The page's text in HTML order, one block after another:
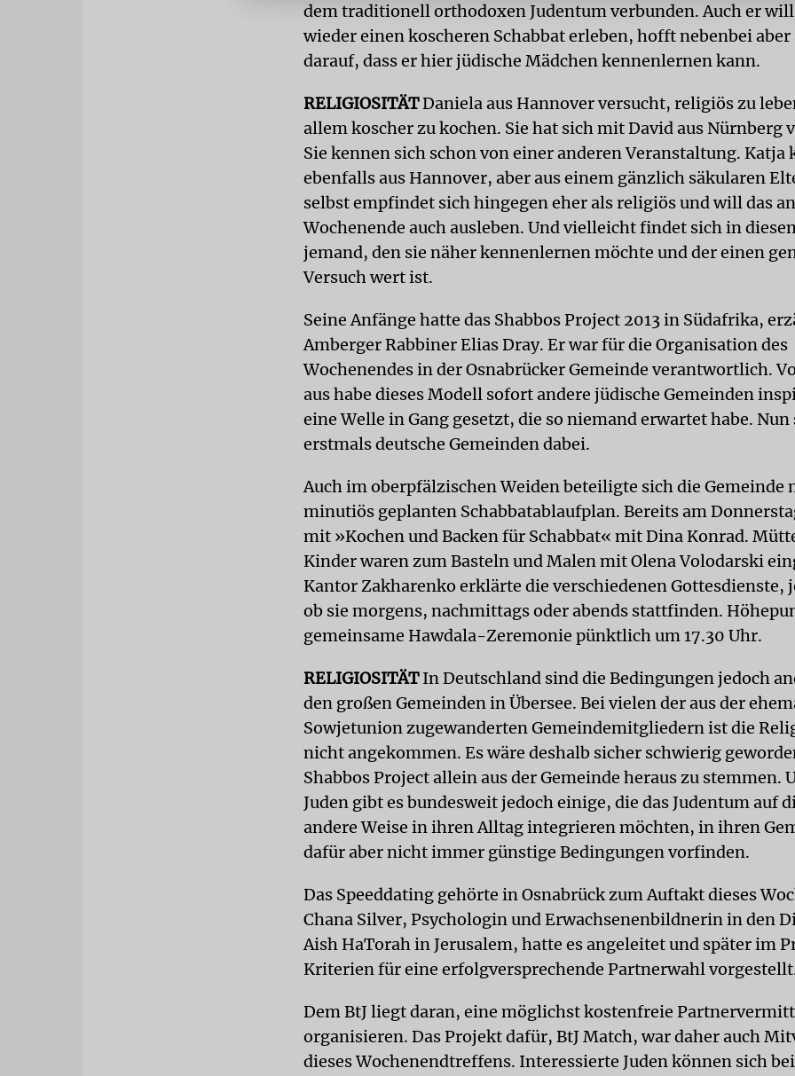
dem traditionell orthodoxen Judentum verbunden. Auch er
wieder einen koscheren Schabbat erleben, hofft nebenbei aber
darauf, dass er hier jüdische Mädchen kennenlernen kann.
RELIGIOSITÄTDaniela aus Hannover versucht, religiös zu
allem koscher zu kochen. Sie hat sich mit David aus Nürnberg
Sie kennen sich schon von einer anderen Veranstaltung. Katja
ebenfalls aus Hannover, aber aus einem gänzlich säkularen
selbst empfindet sich hingegen eher als religiös und will das
Wochenende auch ausleben. Und vielleicht findet sich in
jemand, den sie näher kennenlernen möchte und der einen
Versuch wert ist.
Seine Anfänge hatte das Shabbos Project 2013 in Südafrika,
Amberger Rabbiner Elias Dray. Er war für die Organisation des
Wochenendes in der Osnabrücker Gemeinde verantwortlich.
aus habe dieses Modell sofort andere jüdische Gemeinden
eine Welle in Gang gesetzt, die so niemand erwartet habe. Nun
erstmals deutsche Gemeinden dabei.
Auch im oberpfälzischen Weiden beteiligte sich die Gemeinde
minutiös geplanten Schabbatablaufplan. Bereits am
mit »Kochen und Backen für Schabbat« mit Dina Konrad.
Kinder waren zum Basteln und Malen mit Olena Volodarski
Kantor Zakharenko erklärte die verschiedenen Gottesdienste,
ob sie morgens, nachmittags oder abends stattfinden.
gemeinsame Hawdala-Zeremonie pünktlich um 17.30 Uhr.
RELIGIOSITÄTIn Deutschland sind die Bedingungen jedoch
den großen Gemeinden in Übersee. Bei vielen der aus der
Sowjetunion zugewanderten Gemeindemitgliedern ist die
nicht angekommen. Es wäre deshalb sicher schwierig
Shabbos Project allein aus der Gemeinde heraus zu stemmen.
Juden gibt es bundesweit jedoch einige, die das Judentum auf
andere Weise in ihren Alltag integrieren möchten, in ihren
dafür aber nicht immer günstige Bedingungen vorfinden.
Das Speeddating gehörte in Osnabrück zum Auftakt dieses
Chana Silver, Psychologin und Erwachsenenbildnerin in den
Aish HaTorah in Jerusalem, hatte es angeleitet und später im
Kriterien für eine erfolgversprechende Partnerwahl
Dem BtJ liegt daran, eine möglichst kostenfreie
organisieren. Das Projekt dafür, BtJ Match, war daher auch
dieses Wochenendtreffens. Interessierte Juden können sich